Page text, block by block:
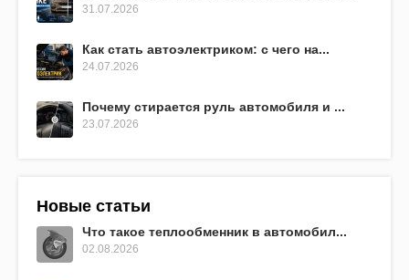
31.07.2026
Как стать автоэлектриком: с чего на...
24.07.2026
Почему стирается руль автомобиля и ...
23.07.2026
Новые статьи
Что такое теплообменник в автомобил...
02.08.2026